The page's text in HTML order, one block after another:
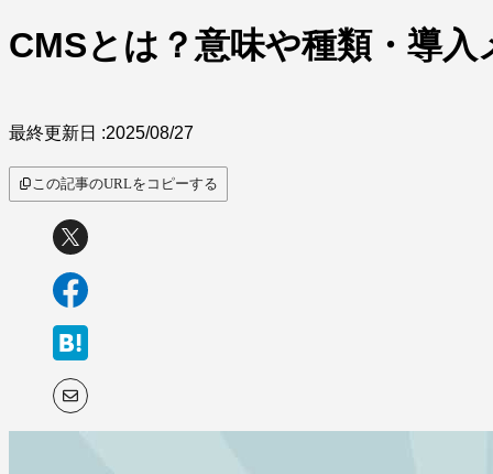
CMSとは？意味や種類・導
最終更新日 :2025/08/27
この記事のURLをコピーする